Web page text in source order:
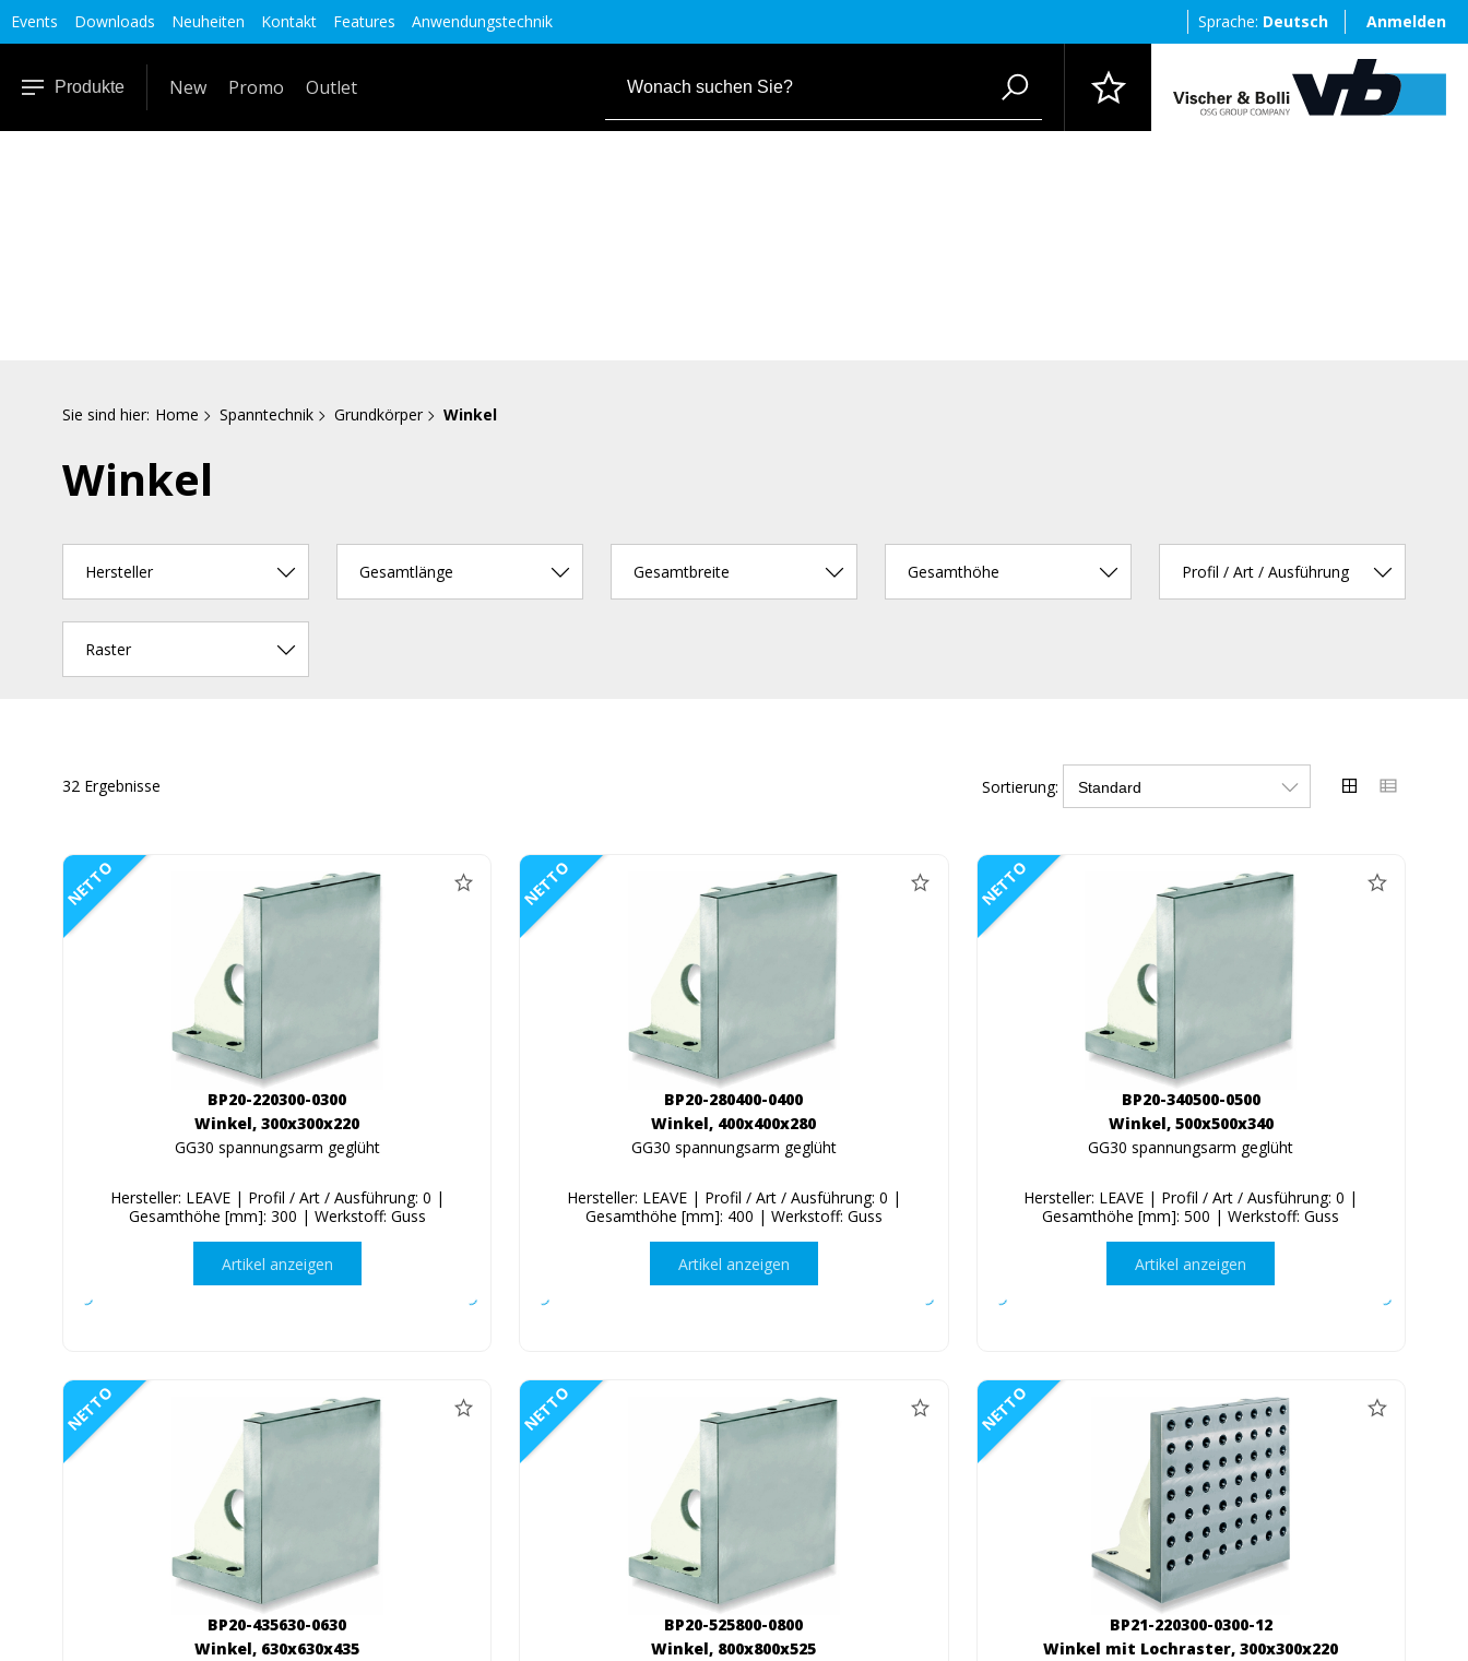
Events Downloads Neuheiten Kontakt Features Anwendungstechnik Sprache: Deutsch Anmelden
Produkte New Promo Outlet
Sie sind hier: Home Spanntechnik Grundkörper Winkel
Winkel
Hersteller Gesamtlänge Gesamtbreite Gesamthöhe Profil / Art / Ausführung
Raster
32 Ergebnisse Sortierung:
NETTO
BP20-220300-0300
Winkel, 300x300x220
GG30 spannungsarm geglüht
Hersteller: LEAVE | Profil / Art / Ausführung: 0 |
Gesamthöhe [mm]: 300 | Werkstoff: Guss
Artikel anzeigen
NETTO
BP20-280400-0400
Winkel, 400x400x280
GG30 spannungsarm geglüht
Hersteller: LEAVE | Profil / Art / Ausführung: 0 |
Gesamthöhe [mm]: 400 | Werkstoff: Guss
Artikel anzeigen
NETTO
BP20-340500-0500
Winkel, 500x500x340
GG30 spannungsarm geglüht
Hersteller: LEAVE | Profil / Art / Ausführung: 0 |
Gesamthöhe [mm]: 500 | Werkstoff: Guss
Artikel anzeigen
NETTO
BP20-435630-0630
Winkel, 630x630x435
NETTO
BP20-525800-0800
Winkel, 800x800x525
NETTO
BP21-220300-0300-12
Winkel mit Lochraster, 300x300x220